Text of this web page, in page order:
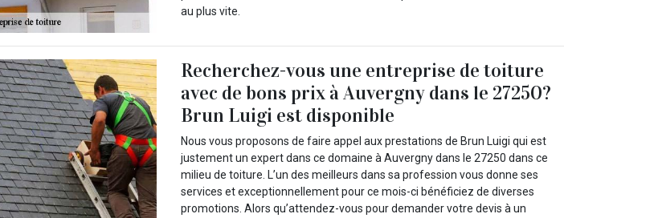
au plus vite.
Recherchez-vous une entreprise de toiture
avec de bons prix à Auvergny dans le 27250?
Brun Luigi est disponible
Nous vous proposons de faire appel aux prestations de Brun Luigi qui est
justement un expert dans ce domaine à Auvergny dans le 27250 dans ce
milieu de toiture. L’un des meilleurs dans sa profession vous donne ses
services et exceptionnellement pour ce mois-ci bénéficiez de diverses
promotions. Alors qu’attendez-vous pour demander votre devis à un